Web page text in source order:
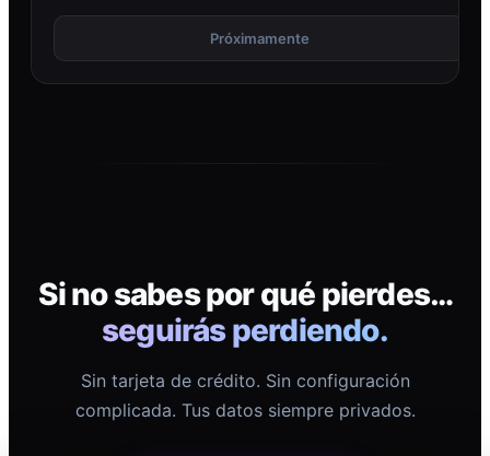
Próximamente
Si no sabes por qué pierdes…
seguirás perdiendo.
Sin tarjeta de crédito. Sin configuración
complicada. Tus datos siempre privados.